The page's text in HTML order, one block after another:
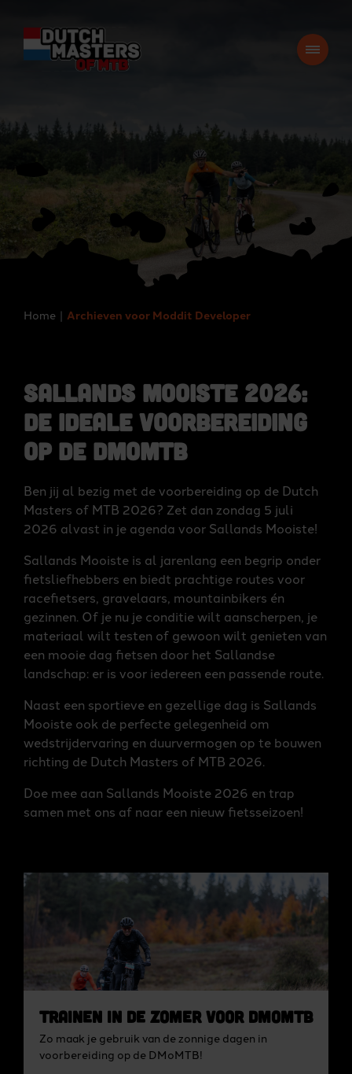
Home Archieven voor Moddit Developer
Sallands Mooiste 2026:
de ideale voorbereiding
op de DMoMTB
Ben jij al bezig met de voorbereiding op de Dutch
Masters of MTB 2026? Zet dan zondag 5 juli
2026 alvast in je agenda voor Sallands Mooiste!
Sallands Mooiste is al jarenlang een begrip onder
fietsliefhebbers en biedt prachtige routes voor
racefietsers, gravelaars, mountainbikers én
gezinnen. Of je nu je conditie wilt aanscherpen, je
materiaal wilt testen of gewoon wilt genieten van
een mooie dag fietsen door het Sallandse
landschap: er is voor iedereen een passende route.
Naast een sportieve en gezellige dag is Sallands
Mooiste ook de perfecte gelegenheid om
wedstrijdervaring en duurvermogen op te bouwen
richting de Dutch Masters of MTB 2026.
Doe mee aan Sallands Mooiste 2026 en trap
samen met ons af naar een nieuw fietsseizoen!
Trainen in de zomer voor DMoMTB
Zo maak je gebruik van de zonnige dagen in
voorbereiding op de DMoMTB!